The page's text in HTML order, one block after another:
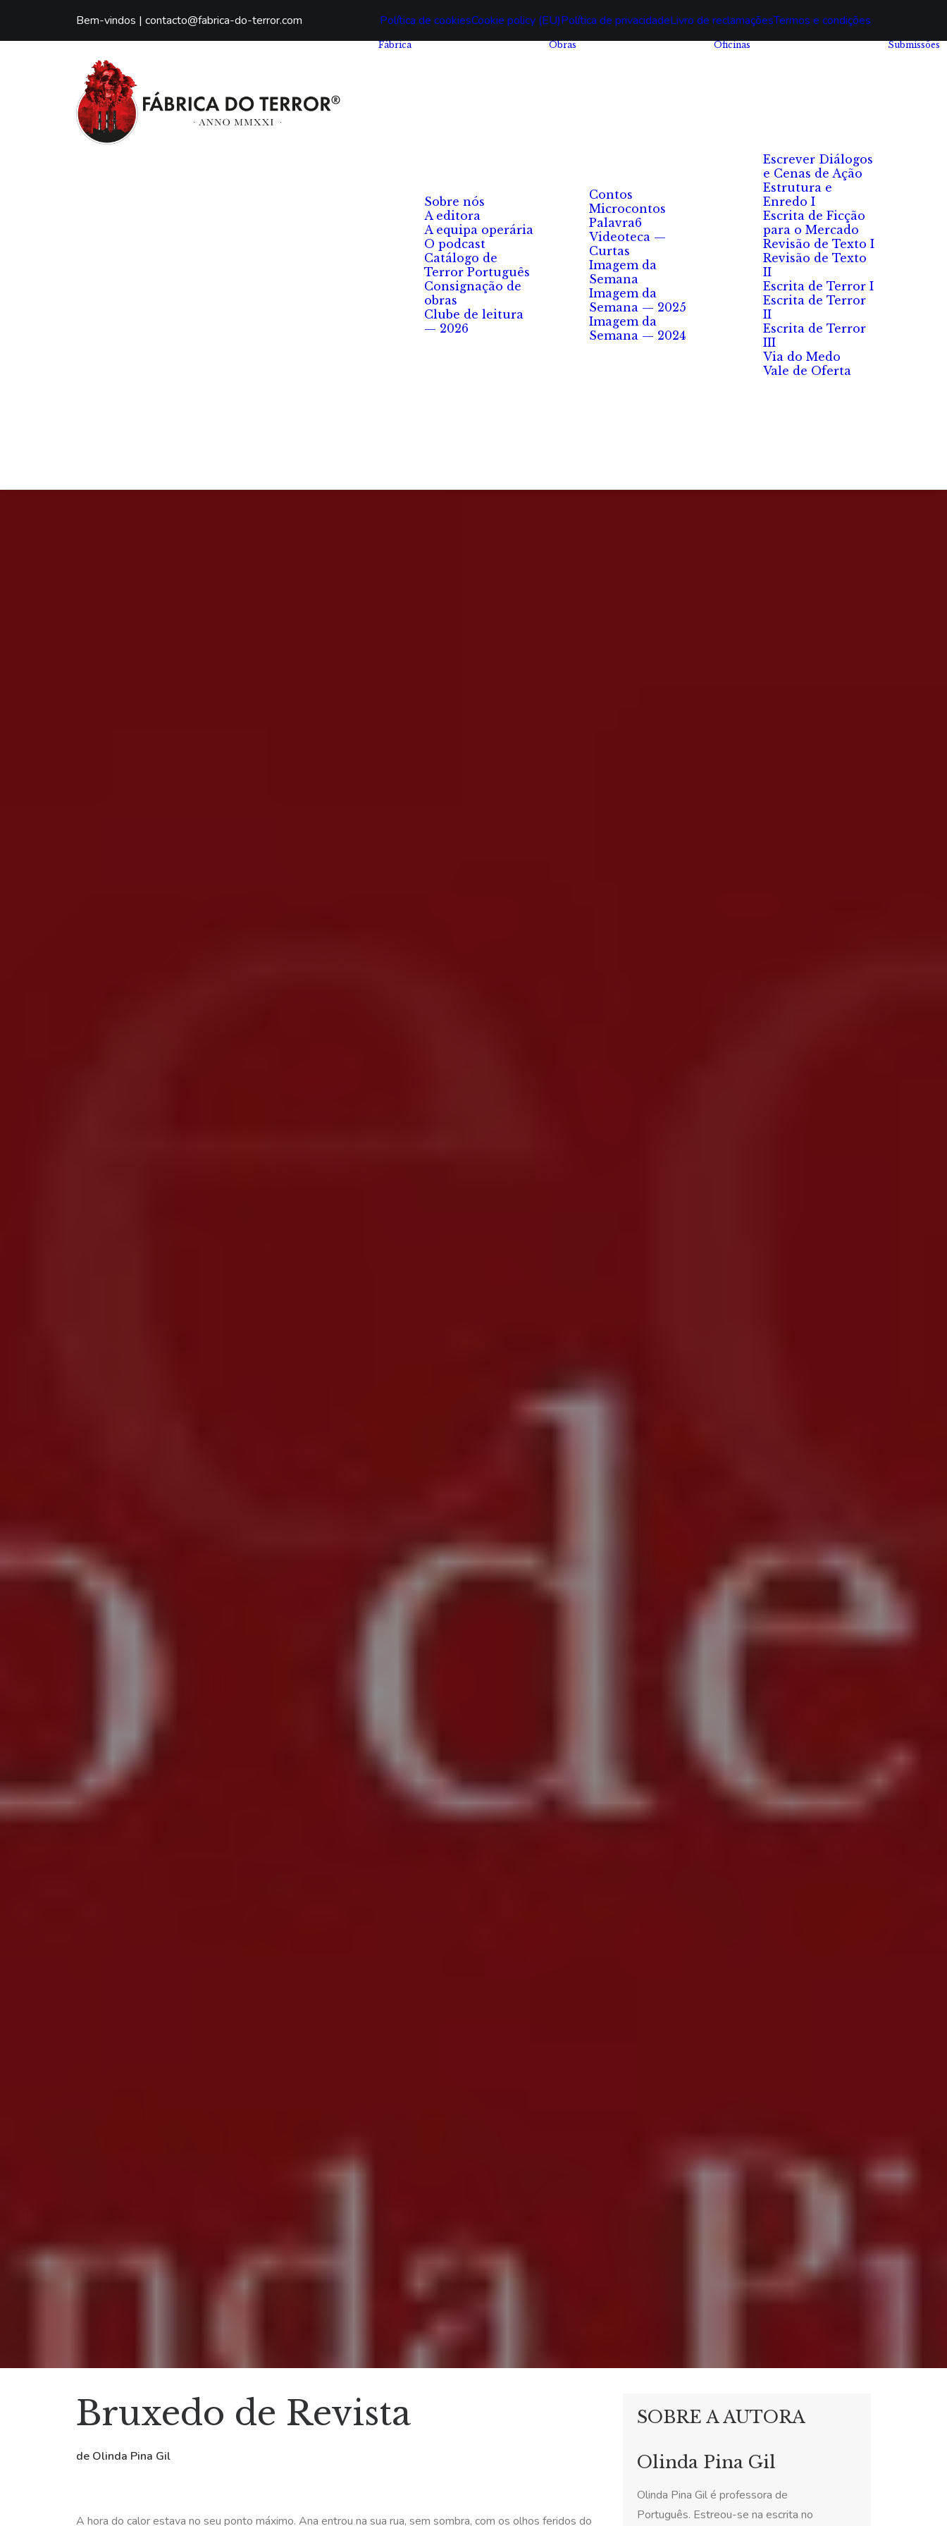
Bem-vindos | contacto@fabrica-do-terror.com Política de cookiesCookie policy (EU)Política de privacidadeLivro de reclamaçõesTermos e condições
Fábrica
Sobre nós
A editora
A equipa operária
O podcast
Catálogo de
Terror Português
Consignação de
obras
Clube de leitura
— 2026
Obras
Contos
Microcontos
Palavra6
Videoteca —
Curtas
Imagem da
Semana
Imagem da
Semana — 2025
Imagem da
Semana — 2024
Oficinas
Escrever Diálogos
e Cenas de Ação
Estrutura e
Enredo I
Escrita de Ficção
para o Mercado
Revisão de Texto I
Revisão de Texto
II
Escrita de Terror I
Escrita de Terror
II
Escrita de Terror
III
Via do Medo
Vale de Oferta
Submissões
Bruxedo de Revista
de Olinda Pina Gil
A hora do calor estava no seu ponto máximo. Ana entrou na sua rua, sem sombra, com os olhos feridos do
SOBRE A AUTORA
Olinda Pina Gil
Olinda Pina Gil é professora de
Português. Estreou-se na escrita no